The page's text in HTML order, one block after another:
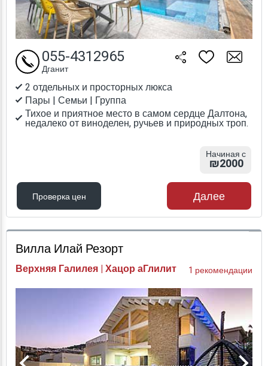
2 отдельных и просторных люкса
Пары | Семьи | Группа
Тихое и приятное место в самом сердце Далтона,
недалеко от виноделен, ручьев и природных троп.
055-4312965
Дганит
Начиная с
₪2000
Проверка цен
Проверка цен
Далее
Вилла Илай Резорт
Верхняя Галилея | Хацор аГлилит 1 рекомендации